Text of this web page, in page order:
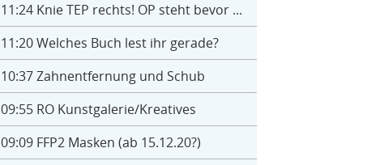
11:24Knie TEP rechts! OP steht bevor ...
11:20Welches Buch lest ihr gerade?
10:37Zahnentfernung und Schub
09:55RO Kunstgalerie/Kreatives
09:09FFP2 Masken (ab 15.12.20?)